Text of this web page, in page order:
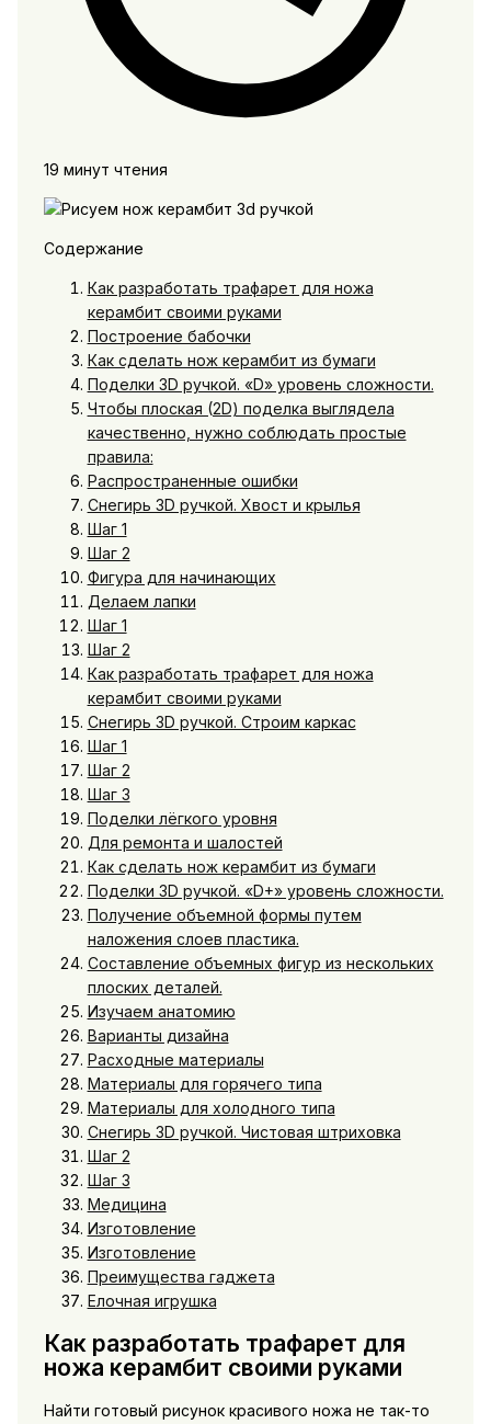
19 минут чтения
Содержание
Как разработать трафарет для ножа
керамбит своими руками
Построение бабочки
Как сделать нож керамбит из бумаги
Поделки 3D ручкой. «D» уровень сложности.
Чтобы плоская (2D) поделка выглядела
качественно, нужно соблюдать простые
правила:
Распространенные ошибки
Снегирь 3D ручкой. Хвост и крылья
Шаг 1
Шаг 2
Фигура для начинающих
Делаем лапки
Шаг 1
Шаг 2
Как разработать трафарет для ножа
керамбит своими руками
Снегирь 3D ручкой. Строим каркас
Шаг 1
Шаг 2
Шаг 3
Поделки лёгкого уровня
Для ремонта и шалостей
Как сделать нож керамбит из бумаги
Поделки 3D ручкой. «D+» уровень сложности.
Получение объемной формы путем
наложения слоев пластика.
Составление объемных фигур из нескольких
плоских деталей.
Изучаем анатомию
Варианты дизайна
Расходные материалы
Материалы для горячего типа
Материалы для холодного типа
Снегирь 3D ручкой. Чистовая штриховка
Шаг 2
Шаг 3
Медицина
Изготовление
Изготовление
Преимущества гаджета
Елочная игрушка
Как разработать трафарет для
ножа керамбит своими руками
Найти готовый рисунок красивого ножа не так-то